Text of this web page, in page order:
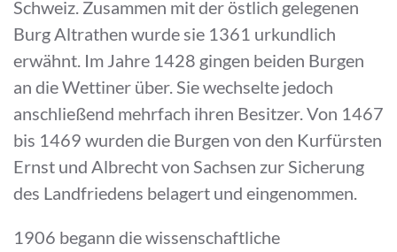
Schweiz. Zusammen mit der östlich gelegenen
Burg Altrathen wurde sie 1361 urkundlich
erwähnt. Im Jahre 1428 gingen beiden Burgen
an die Wettiner über. Sie wechselte jedoch
anschließend mehrfach ihren Besitzer. Von 1467
bis 1469 wurden die Burgen von den Kurfürsten
Ernst und Albrecht von Sachsen zur Sicherung
des Landfriedens belagert und eingenommen.
1906 begann die wissenschaftliche